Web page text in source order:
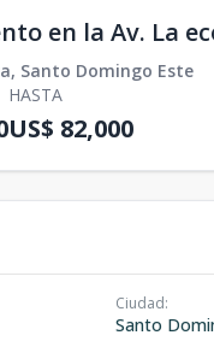
en la Av. La
, Santo Domingo Este
HASTA
US$ 82,000
Ciudad:
Santo